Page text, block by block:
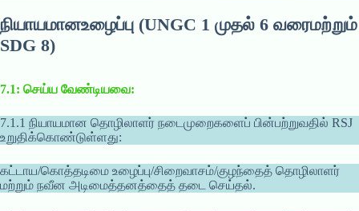
நியாயமானஉழைப்பு (UNGC 1 முதல் 6 வரைமற்றும்
SDG 8)
7.1: செய்ய வேண்டியவை:
7.1.1 நியாயமான தொழிலாளர் நடைமுறைகளைப் பின்பற்றுவதில் RSJ
உறுதிக்கொண்டுள்ளது:
கட்டாய/கொத்தடிமை உழைப்பு/சிறைவாசம்/குழந்தைத் தொழிலாளர்
மற்றும் நவீன அடிமைத்தனத்தைத் தடை செய்தல்.